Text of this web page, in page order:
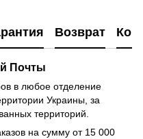
Возврат
Почты
в любое отделение
Украины, за
территорий.
на сумму от 15 000